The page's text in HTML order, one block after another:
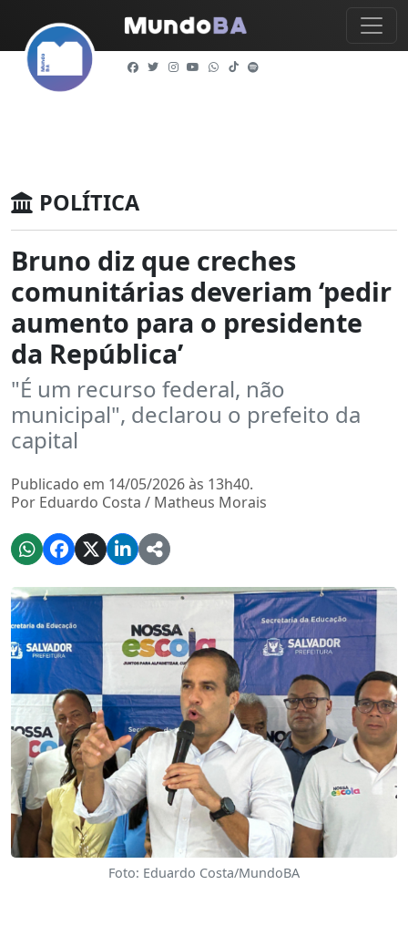
POLÍTICA
Bruno diz que creches
comunitárias deveriam ‘pedir
aumento para o presidente
da República’
"É um recurso federal, não
municipal", declarou o prefeito da
capital
Publicado em 14/05/2026 às 13h40.
Por Eduardo Costa / Matheus Morais
Foto: Eduardo Costa/MundoBA